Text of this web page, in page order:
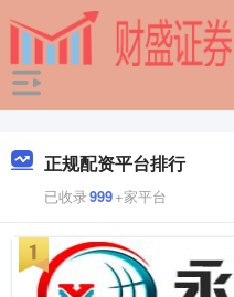
正规配资平台排行
已收录999+家平台